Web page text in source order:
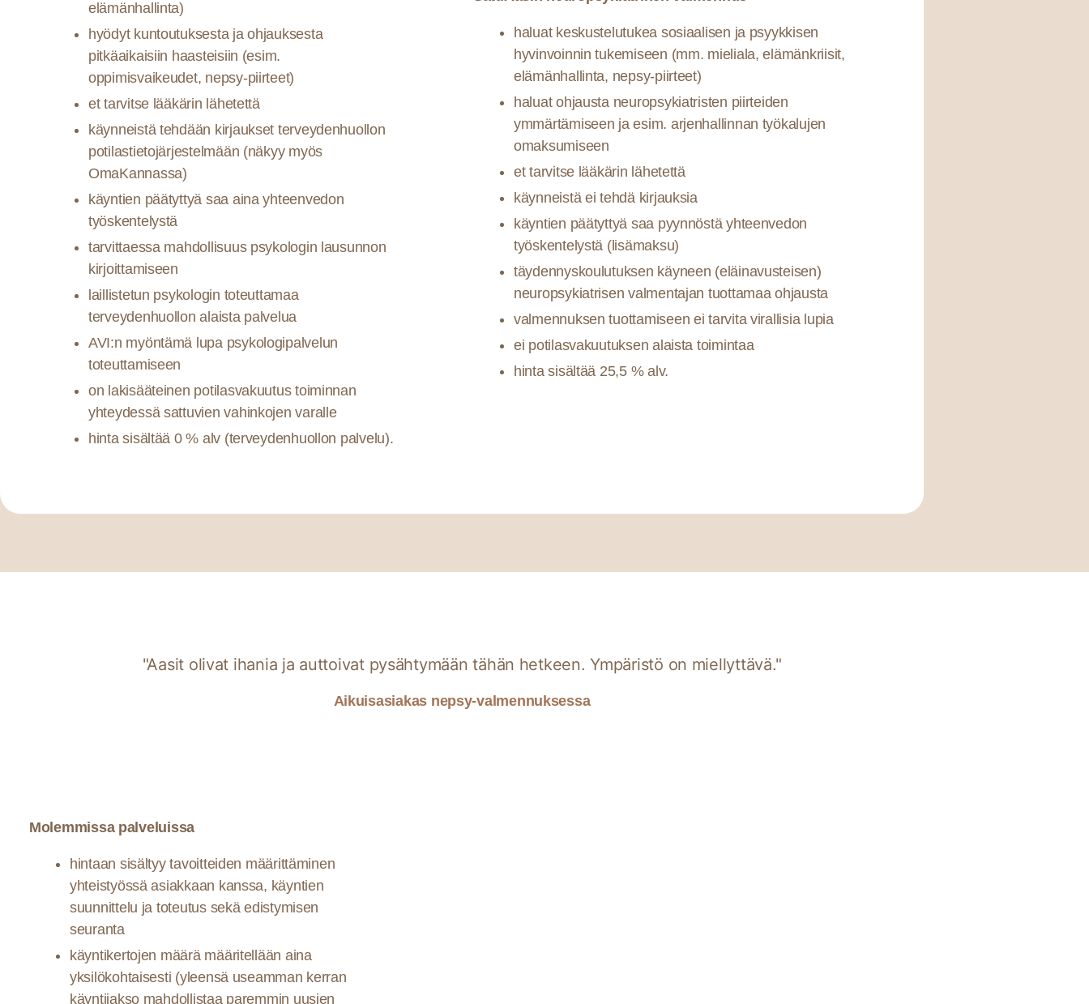
elämänhallinta)
hyödyt kuntoutuksesta ja ohjauksesta
pitkäaikaisiin haasteisiin (esim.
oppimisvaikeudet, nepsy-piirteet)
et tarvitse lääkärin lähetettä
käynneistä tehdään kirjaukset terveydenhuollon
potilastietojärjestelmään (näkyy myös
OmaKannassa)
käyntien päätyttyä saa aina yhteenvedon
työskentelystä
tarvittaessa mahdollisuus psykologin lausunnon
kirjoittamiseen
laillistetun psykologin toteuttamaa
terveydenhuollon alaista palvelua
AVI:n myöntämä lupa psykologipalvelun
toteuttamiseen
on lakisääteinen potilasvakuutus toiminnan
yhteydessä sattuvien vahinkojen varalle
hinta sisältää 0 % alv (terveydenhuollon palvelu).
haluat keskustelutukea sosiaalisen ja psyykkisen
hyvinvoinnin tukemiseen (mm. mieliala, elämänkriisit,
elämänhallinta, nepsy-piirteet)
haluat ohjausta neuropsykiatristen piirteiden
ymmärtämiseen ja esim. arjenhallinnan työkalujen
omaksumiseen
et tarvitse lääkärin lähetettä
käynneistä ei tehdä kirjauksia
käyntien päätyttyä saa pyynnöstä yhteenvedon
työskentelystä (lisämaksu)
täydennyskoulutuksen käyneen (eläinavusteisen)
neuropsykiatrisen valmentajan tuottamaa ohjausta
valmennuksen tuottamiseen ei tarvita virallisia lupia
ei potilasvakuutuksen alaista toimintaa
hinta sisältää 25,5 % alv.
"Aasit olivat ihania ja auttoivat pysähtymään tähän hetkeen. Ympäristö on miellyttävä."
Aikuisasiakas nepsy-valmennuksessa
Molemmissa palveluissa
hintaan sisältyy tavoitteiden määrittäminen
yhteistyössä asiakkaan kanssa, käyntien
suunnittelu ja toteutus sekä edistymisen
seuranta
käyntikertojen määrä määritellään aina
yksilökohtaisesti (yleensä useamman kerran
käyntijakso mahdollistaa paremmin uusien